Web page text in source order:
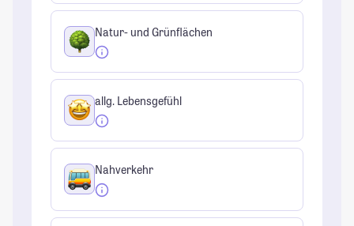
Natur- und Grünflächen
allg. Lebensgefühl
Nahverkehr